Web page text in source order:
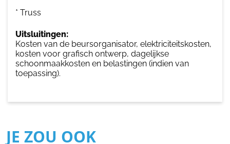
* Truss
Uitsluitingen:
Kosten van de beursorganisator, elektriciteitskosten,
kosten voor grafisch ontwerp, dagelijkse
schoonmaakkosten en belastingen (indien van
toepassing).
JE ZOU OOK